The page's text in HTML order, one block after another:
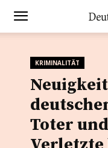
KRIMINALITÄT
Toter